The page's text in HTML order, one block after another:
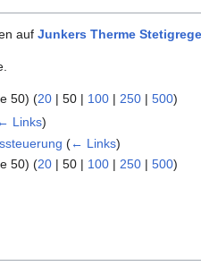
auf Junkers Therme
50) (20 | 50 | 100 | 250 | 500)
← Links)
(← Links)
50) (20 | 50 | 100 | 250 | 500)